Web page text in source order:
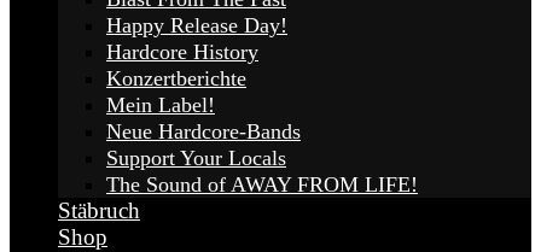
Happy Release Day!
Hardcore History
Konzertberichte
Mein Label!
Neue Hardcore-Bands
Support Your Locals
The Sound of AWAY FROM LIFE!
Stäbruch
Shop